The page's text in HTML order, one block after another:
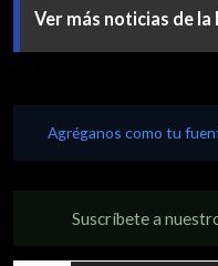
Ver más noticias de
Agréganos como tu
Suscríbete a